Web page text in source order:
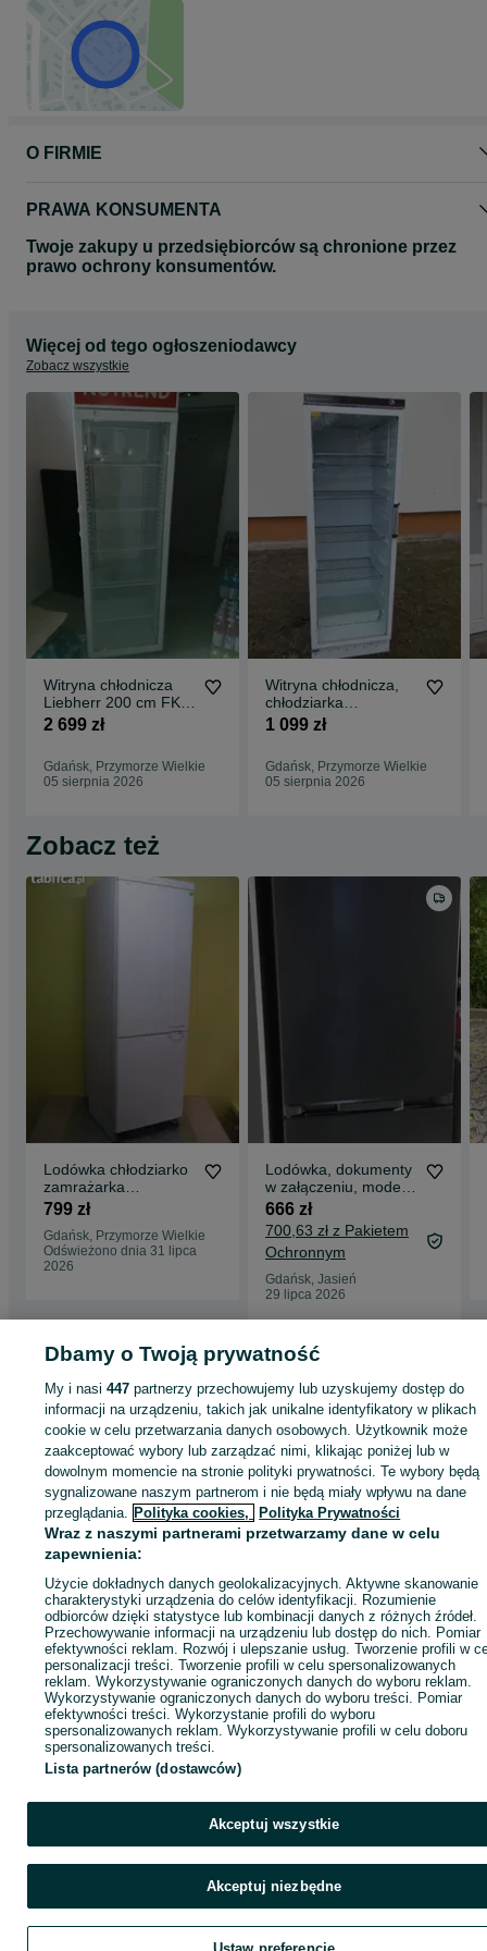
80-371 Gdańsk
poniedziałek - piątek : 10 - 18
sobota : 9 -14
zapraszamy na : www.askomis.pl
O FIRMIE
PRAWA KONSUMENTA
Twoje zakupy u przedsiębiorców są chronione przez
prawo ochrony konsumentów.
Więcej od tego ogłoszeniodawcy
Zobacz wszystkie
Witryna chłodnicza
Liebherr 200 cm FKD
4203 , Chłodziarka
2 699 zł
Gdańsk, Przymorze Wielkie
05 sierpnia 2026
Witryna chłodnicza,
chłodziarka
przeszklona, lada
1 099 zł
Gdańsk, Przymorze Wielkie
05 sierpnia 2026
Zobacz też
Lodówka chłodziarko
zamrażarka
BOSCH/SIEMENS
dostawa
799 zł
Gdańsk, Przymorze Wielkie
Odświeżono dnia 31 lipca
2026
Lodówka, dokumenty
w załączeniu, model
Sharb, wysokość
1.80.
666 zł
700,63 zł z Pakietem
Ochronnym
Gdańsk, Jasień
29 lipca 2026
Strona główna Elektronika Sprzęt AGD
Lodówki - Pomorskie
Lodówki - Gdańsk Lodówki - Przymorze Wielkie
KATEGORIA
ID:335572162 Wyświetlenia:
Zadzwoń / SMS
Dbamy o Twoją prywatność
My i nasi447 partnerzy przechowujemy lub uzyskujemy dostęp do
informacji na urządzeniu, takich jak unikalne identyfikatory w plikach
cookie w celu przetwarzania danych osobowych. Użytkownik może
zaakceptować wybory lub zarządzać nimi, klikając poniżej lub w
dowolnym momencie na stronie polityki prywatności. Te wybory będą
sygnalizowane naszym partnerom i nie będą miały wpływu na dane
przeglądania. Polityka cookies, Polityka Prywatności
Wraz z naszymi partnerami przetwarzamy dane w celu
zapewnienia:
Użycie dokładnych danych geolokalizacyjnych. Aktywne skanowanie
charakterystyki urządzenia do celów identyfikacji. Rozumienie
odbiorców dzięki statystyce lub kombinacji danych z różnych źródeł.
Przechowywanie informacji na urządzeniu lub dostęp do nich. Pomiar
efektywności reklam. Rozwój i ulepszanie usług. Tworzenie profili w
personalizacji treści. Tworzenie profili w celu spersonalizowanych
reklam. Wykorzystywanie ograniczonych danych do wyboru reklam.
Wykorzystywanie ograniczonych danych do wyboru treści. Pomiar
efektywności treści. Wykorzystanie profili do wyboru
spersonalizowanych reklam. Wykorzystywanie profili w celu doboru
spersonalizowanych treści.
Lista partnerów (dostawców)
Akceptuj wszystkie
Akceptuj niezbędne